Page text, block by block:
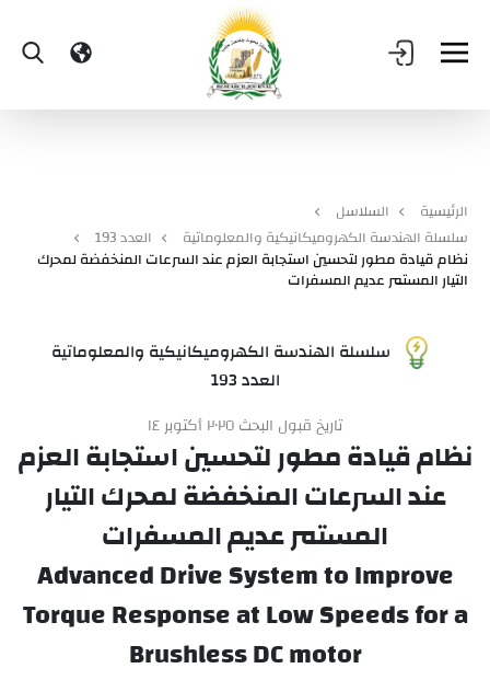
الرئيسية
السلاسل
سلسلة الهندسة الكهروميكانيكية والمعلوماتية
العدد 193
نظام قيادة مطور لتحسين استجابة العزم عند السرعات المنخفضة لمحرك
التيار المستمر عديم المسفرات
سلسلة الهندسة الكهروميكانيكية والمعلوماتية
العدد 193
تاريخ قبول البحث ٢٠٢٥ أكتوبر ١٤
نظام قيادة مطور لتحسين استجابة العزم
عند السرعات المنخفضة لمحرك التيار
المستمر عديم المسفرات
Advanced Drive System to Improve
Torque Response at Low Speeds for a
Brushless DC motor